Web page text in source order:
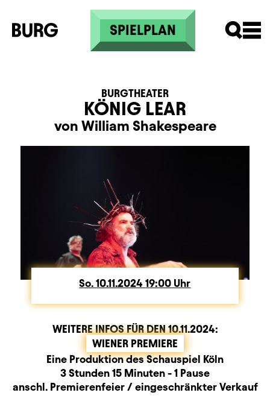
Direkt zum Inhalt
SPIELPLAN
KÖNIG LEAR
BURGTHEATER
von William Shakespeare
So. Sonntag
10.11.202419:00 Uhr
WEITERE INFOS FÜR DEN10.11.2024:
WIENER PREMIERE
BeschreibungInformation
Produktionspartner
Eine Produktion des Schauspiel Köln
Dauer und Pausen3 Stunden 15 Minuten - 1 Pause
Zusatzinformation
anschl. Premierenfeier / eingeschränkter Verkauf